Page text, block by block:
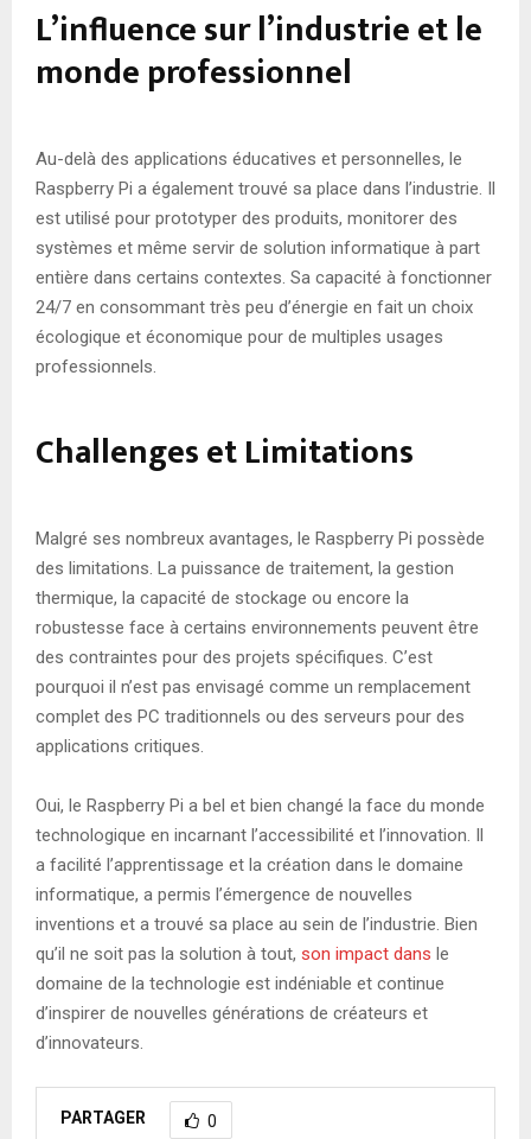
L’influence sur l’industrie et le
monde professionnel
Au-delà des applications éducatives et personnelles, le
Raspberry Pi a également trouvé sa place dans l’industrie. Il
est utilisé pour prototyper des produits, monitorer des
systèmes et même servir de solution informatique à part
entière dans certains contextes. Sa capacité à fonctionner
24/7 en consommant très peu d’énergie en fait un choix
écologique et économique pour de multiples usages
professionnels.
Challenges et Limitations
Malgré ses nombreux avantages, le Raspberry Pi possède
des limitations. La puissance de traitement, la gestion
thermique, la capacité de stockage ou encore la
robustesse face à certains environnements peuvent être
des contraintes pour des projets spécifiques. C’est
pourquoi il n’est pas envisagé comme un remplacement
complet des PC traditionnels ou des serveurs pour des
applications critiques.
Oui, le Raspberry Pi a bel et bien changé la face du monde
technologique en incarnant l’accessibilité et l’innovation. Il
a facilité l’apprentissage et la création dans le domaine
informatique, a permis l’émergence de nouvelles
inventions et a trouvé sa place au sein de l’industrie. Bien
qu’il ne soit pas la solution à tout, son impact dans le
domaine de la technologie est indéniable et continue
d’inspirer de nouvelles générations de créateurs et
d’innovateurs.
PARTAGER 0